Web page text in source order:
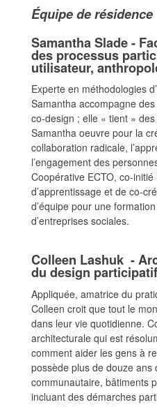
Équipe de résidence
Samantha Slade -
des processus
utilisateur,
Experte en méthodologies
Samantha accompagne
co-design ; elle « tient »
Samantha oeuvre pour la
collaboration radicale,
l’engagement des
Coopérative ECTO, co-
d’apprentissage et de co-
d’équipe pour une
d’entreprises sociales.
Colleen Lashuk -
du design
Appliquée, amatrice du
Colleen croit que tout le
dans leur vie quotidienne.
architecturale qui est
comment aider les gens à
possède plus de douze ans
communautaire, bâtiments
incluant des démarches